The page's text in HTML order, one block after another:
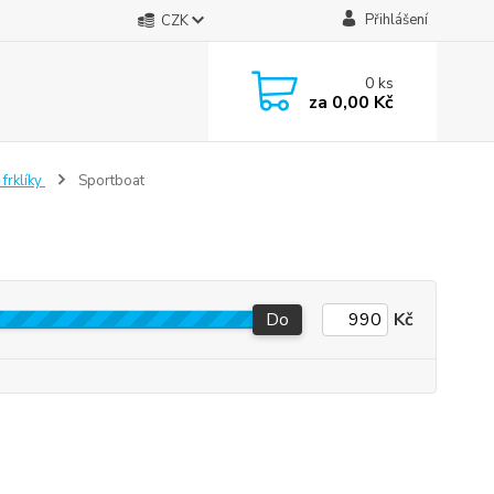
CZK Přihlášení
0ks
za 0,00 Kč
frklíky Sportboat
Do Kč